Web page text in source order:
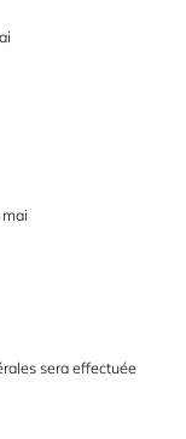
sera effectuée